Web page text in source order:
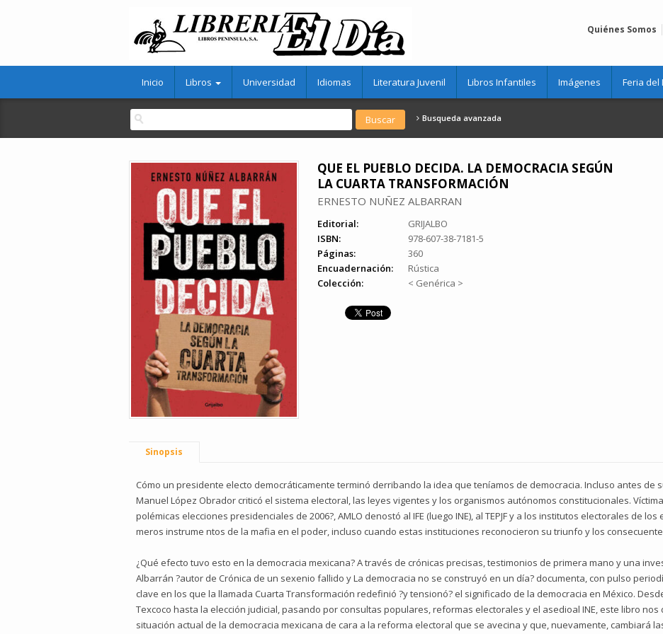
Quiénes Somos
Inicio Libros Universidad Idiomas Literatura Juvenil Libros Infantiles Imágenes Feria del
Busqueda avanzada
QUE EL PUEBLO DECIDA. LA DEMOCRACIA SEGÚN
LA CUARTA TRANSFORMACIÓN
ERNESTO NUÑEZ ALBARRAN
Editorial:
GRIJALBO
ISBN:
978-607-38-7181-5
Páginas:
360
Encuadernación:
Rústica
Colección:
< Genérica >
Sinopsis
Cómo un presidente electo democráticamente terminó derribando la idea que teníamos de democracia. Incluso antes de
Manuel López Obrador criticó el sistema electoral, las leyes vigentes y los organismos autónomos constitucionales.
polémicas elecciones presidenciales de 2006?, AMLO denostó al IFE (luego INE), al TEPJF y a los institutos electorales de
meros instrume ntos de la mafia en el poder, incluso cuando estas instituciones reconocieron su triunfo y los
¿Qué efecto tuvo esto en la democracia mexicana? A través de crónicas precisas, testimonios de primera mano y una
Albarrán ?autor de Crónica de un sexenio fallido y La democracia no se construyó en un día? documenta, con pulso
clave en los que la llamada Cuarta Transformación redefinió ?y tensionó? el significado de la democracia en México.
Texcoco hasta la elección judicial, pasando por consultas populares, reformas electorales y el asedioal INE, este libro
situación actual de la democracia mexicana de cara a la reforma electoral que se avecina y que, nuevamente, cambiará